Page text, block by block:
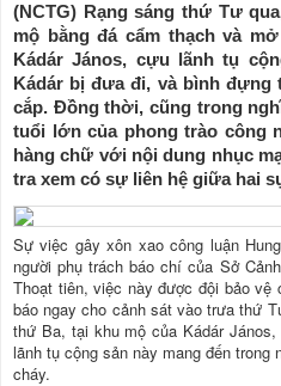
(NCTG) Rạng sáng thứ Tư
mộ bằng đá cẩm thạch và
Kádár János, cựu lãnh tụ
Kádár bị đưa đi, và bình
cắp. Đồng thời, cũng trong
tuổi lớn của phong trào công
hàng chữ với nội dung nhục
tra xem có sự liên hệ giữa hai
Sự việc gây xôn xao công luận
người phụ trách báo chí của Sở
Thoạt tiên, việc này được đội bảo vệ
báo ngay cho cảnh sát vào trưa thứ
thứ Ba, tại khu mộ của Kádár
lãnh tụ cộng sản này mang đến trong
cháy.